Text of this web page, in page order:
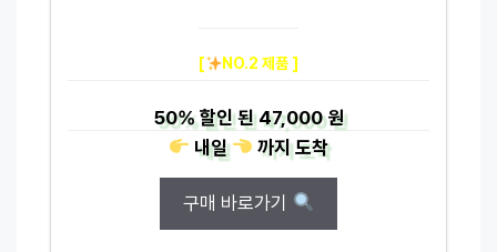
[ NO.2 제품 ]
50%할인 된47,000 원
내일
까지도착
구매 바로가기